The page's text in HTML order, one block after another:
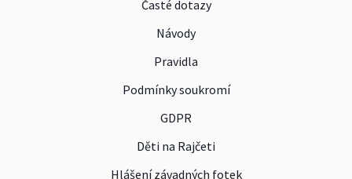
Časté dotazy
Návody
Pravidla
Podmínky soukromí
GDPR
Děti na Rajčeti
Hlášení závadných fotek